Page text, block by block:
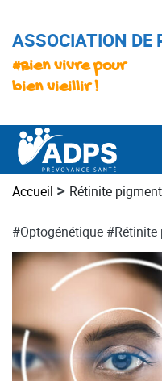
ASSOCIATION DE
#Bien vivre pour
bien vieillir !
Accueil > Rétinite
#Optogénétique #Rétinite